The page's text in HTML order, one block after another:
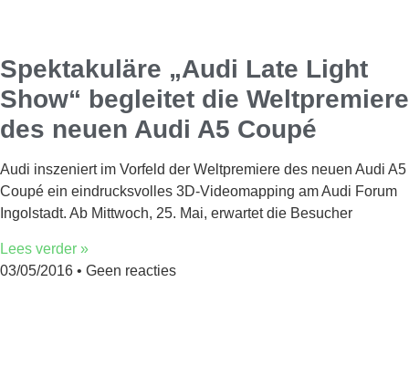
Spektakuläre „Audi Late Light
Show“ begleitet die Weltpremiere
des neuen Audi A5 Coupé
Audi inszeniert im Vorfeld der Weltpremiere des neuen Audi A5
Coupé ein eindrucksvolles 3D-Videomapping am Audi Forum
Ingolstadt. Ab Mittwoch, 25. Mai, erwartet die Besucher
Lees verder »
03/05/2016
Geen reacties